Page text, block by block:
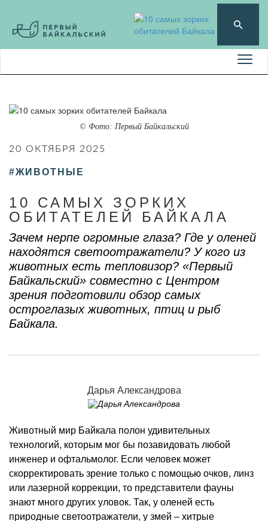
© Фото: Первый Байкальский
20 ОКТЯБРЯ 2025
#ЖИВОТНЫЕ
10 САМЫХ ЗОРКИХ
ОБИТАТЕЛЕЙ БАЙКАЛА
Зачем нерпе огромные глаза? Где у оленей
находятся светоотражатели? У кого из
животных есть тепловизор? «Первый
Байкальский» совместно с Центром
зрения подготовили обзор самых
остроглазых животных, птиц и рыб
Байкала.
Дарья Александрова
Животный мир Байкала полон удивительных
технологий, которым мог бы позавидовать любой
инженер и офтальмолог. Если человек может
скорректировать зрение только с помощью очков, линз
или лазерной коррекции, то представители фауны
знают много других уловок. Так, у оленей есть
природные светоотражатели, у змей – хитрые